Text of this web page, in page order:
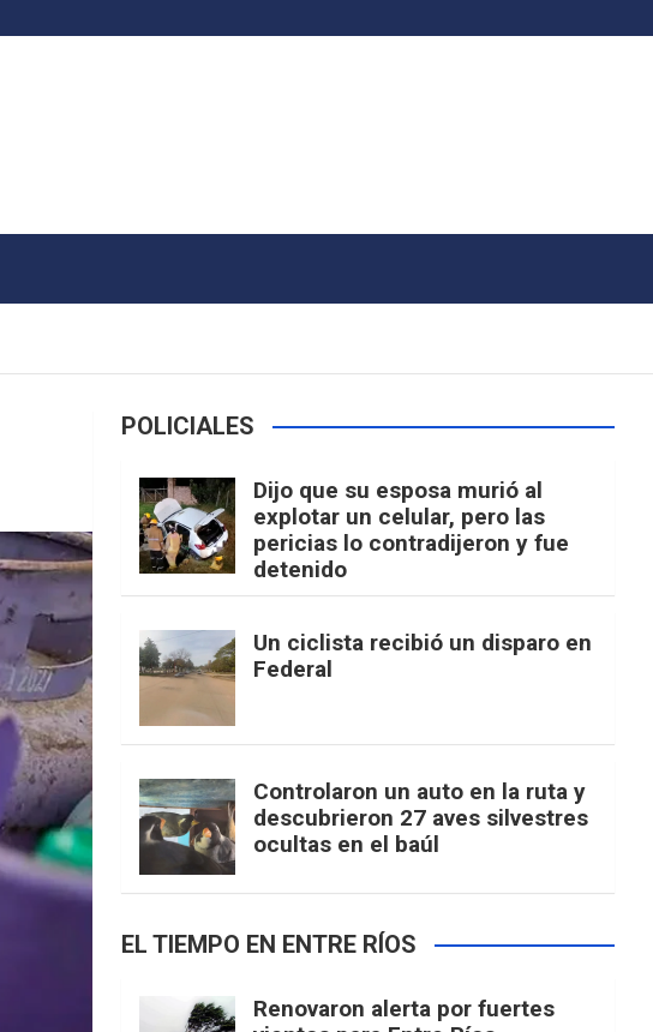
POLICIALES
Dijo que su esposa murió al
explotar un celular, pero las
pericias lo contradijeron y fue
detenido
Un ciclista recibió un disparo en
Federal
Controlaron un auto en la ruta y
descubrieron 27 aves silvestres
ocultas en el baúl
EL TIEMPO EN ENTRE RÍOS
Renovaron alerta por fuertes